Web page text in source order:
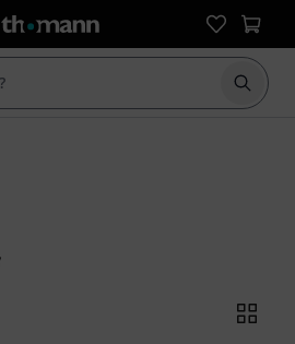
Suche